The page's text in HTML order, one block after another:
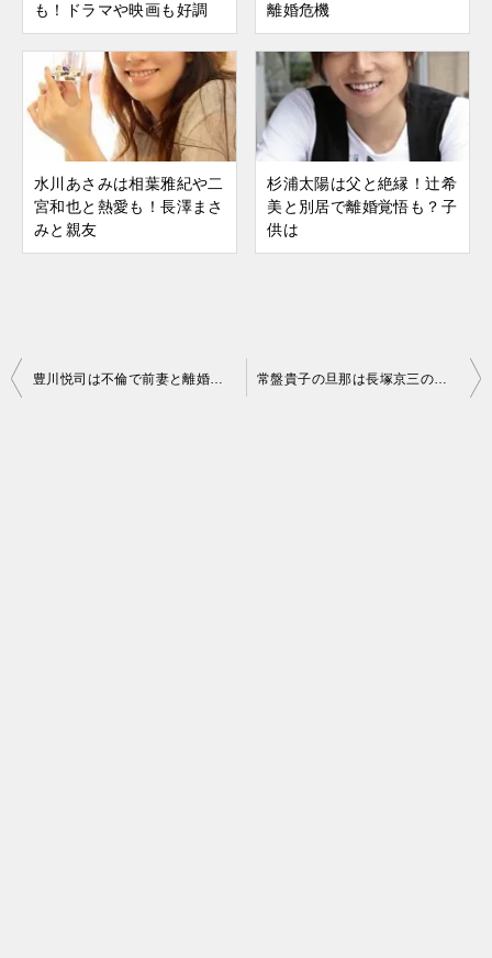
も！ドラマや映画も好調
離婚危機
水川あさみは相葉雅紀や二
宮和也と熱愛も！長澤まさ
みと親友
杉浦太陽は父と絶縁！辻希
美と別居で離婚覚悟も？子
供は
投
豊川悦司は不倫で前妻と離婚し現在の嫁と鎌倉に家を建て結婚し子供も 常盤貴子の旦那は長塚京三の息子・長塚圭史！子供は